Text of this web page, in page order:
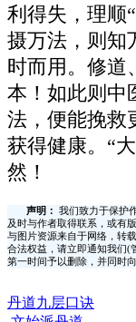
利得失，理顺
摄万法，则知
时而用。修道
本！如此则中
法，便能挽救
获得健康。“
然！
声明：
我们致力于保护
及时与作者取得联系，或有
与图片资源来自于网络，转
合法权益，请立即通知我们(
第一时间予以删除，并同时
丹道九层口诀